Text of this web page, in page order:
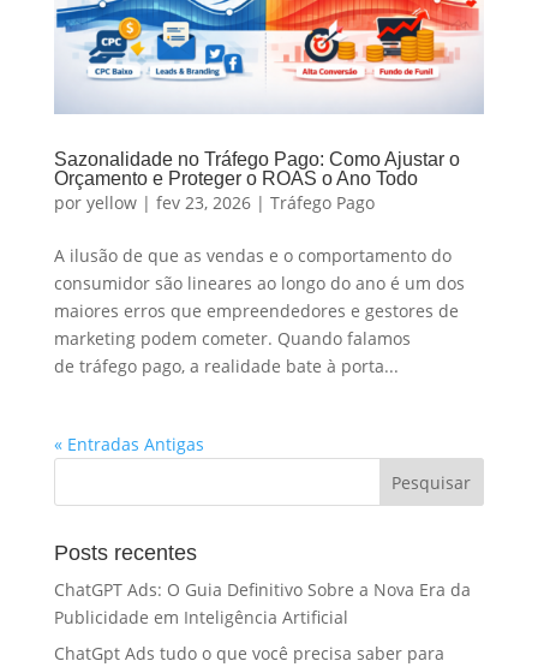
Sazonalidade no Tráfego Pago: Como Ajustar o
Orçamento e Proteger o ROAS o Ano Todo
por yellow| fev 23, 2026| Tráfego Pago
A ilusão de que as vendas e o comportamento do
consumidor são lineares ao longo do ano é um dos
maiores erros que empreendedores e gestores de
marketing podem cometer. Quando falamos
de tráfego pago, a realidade bate à porta...
« Entradas Antigas
Posts recentes
ChatGPT Ads: O Guia Definitivo Sobre a Nova Era da
Publicidade em Inteligência Artificial
ChatGpt Ads tudo o que você precisa saber para